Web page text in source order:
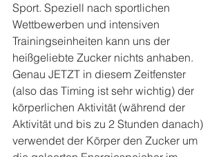
Sport. Speziell nach sportlichen
Wettbewerben und intensiven
Trainingseinheiten kann uns der
heißgeliebte Zucker nichts anhaben.
Genau JETZT in diesem Zeitfenster
(also das Timing ist sehr wichtig) der
körperlichen Aktivität (während der
Aktivität und bis zu 2 Stunden danach)
verwendet der Körper den Zucker um